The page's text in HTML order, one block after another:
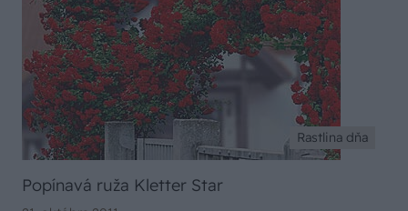
Rastlina dňa
Popínavá ruža Kletter Star